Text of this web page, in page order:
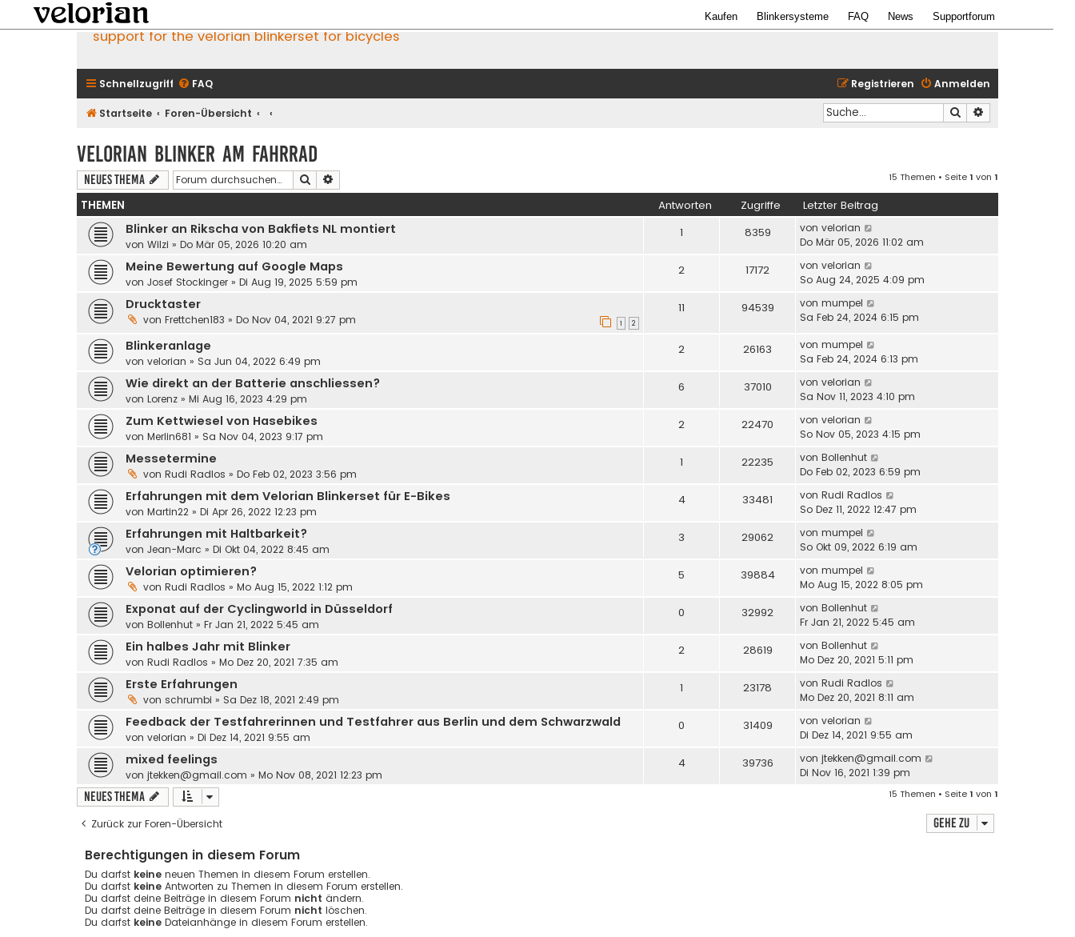
Kaufen Blinkersysteme FAQ News Supportforum
support for the velorian blinkerset for bicycles
Schnellzugriff FAQ Anmelden
Registrieren
Startseite Foren-Übersicht Suche
velorian Blinker am Fahrrad
Neues Thema Suche 15 Themen • Seite1 von 1
THEMEN Antworten Zugriffe Letzter Beitrag
Blinker an Rikscha von Bakfiets NL montiert
von Wilzi » Do Mär 05, 2026 10:20 am
1 8359 von velorian
Do Mär 05, 2026 11:02 am
Meine Bewertung auf Google Maps
von Josef Stockinger » Di Aug 19, 2025 5:59 pm
2 17172 von velorian
So Aug 24, 2025 4:09 pm
Drucktaster
von Frettchen183 » Do Nov 04, 2021 9:27 pm 1 2
11 94539 von mumpel
Sa Feb 24, 2024 6:15 pm
Blinkeranlage
von velorian » Sa Jun 04, 2022 6:49 pm
2 26163 von mumpel
Sa Feb 24, 2024 6:13 pm
Wie direkt an der Batterie anschliessen?
von Lorenz » Mi Aug 16, 2023 4:29 pm
6 37010 von velorian
Sa Nov 11, 2023 4:10 pm
Zum Kettwiesel von Hasebikes
von Merlin681 » Sa Nov 04, 2023 9:17 pm
2 22470 von velorian
So Nov 05, 2023 4:15 pm
Messetermine
von Rudi Radlos » Do Feb 02, 2023 3:56 pm
1 22235 von Bollenhut
Do Feb 02, 2023 6:59 pm
Erfahrungen mit dem Velorian Blinkerset für E-Bikes
von Martin22 » Di Apr 26, 2022 12:23 pm
4 33481 von Rudi Radlos
So Dez 11, 2022 12:47 pm
Erfahrungen mit Haltbarkeit?
von Jean-Marc » Di Okt 04, 2022 8:45 am
3 29062 von mumpel
So Okt 09, 2022 6:19 am
Velorian optimieren?
von Rudi Radlos » Mo Aug 15, 2022 1:12 pm
5 39884 von mumpel
Mo Aug 15, 2022 8:05 pm
Exponat auf der Cyclingworld in Düsseldorf
von Bollenhut » Fr Jan 21, 2022 5:45 am
0 32992 von Bollenhut
Fr Jan 21, 2022 5:45 am
Ein halbes Jahr mit Blinker
von Rudi Radlos » Mo Dez 20, 2021 7:35 am
2 28619 von Bollenhut
Mo Dez 20, 2021 5:11 pm
Erste Erfahrungen
von schrumbi » Sa Dez 18, 2021 2:49 pm
1 23178 von Rudi Radlos
Mo Dez 20, 2021 8:11 am
Feedback der Testfahrerinnen und Testfahrer aus Berlin und dem Schwarzwald
von velorian » Di Dez 14, 2021 9:55 am
0 31409 von velorian
Di Dez 14, 2021 9:55 am
mixed feelings
von jtekken@gmail.com » Mo Nov 08, 2021 12:23 pm
4 39736 von jtekken@gmail.com
Di Nov 16, 2021 1:39 pm
Neues Thema 15 Themen • Seite1 von 1
Zurück zur Foren-Übersicht Gehe zu
Berechtigungen in diesem Forum
Du darfst keine neuen Themen in diesem Forum erstellen.
Du darfst keine Antworten zu Themen in diesem Forum erstellen.
Du darfst deine Beiträge in diesem Forum nicht ändern.
Du darfst deine Beiträge in diesem Forum nicht löschen.
Du darfst keine Dateianhänge in diesem Forum erstellen.